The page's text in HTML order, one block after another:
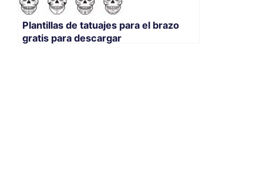
Plantillas de tatuajes para el brazo
gratis para descargar